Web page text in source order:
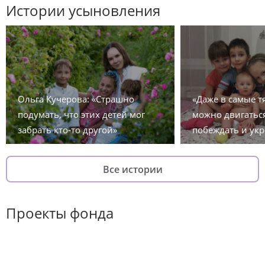
Истории усыновления
Ольга Кучерова: «Страшно
подумать, что этих детей мог
забрать кто-то другой»
«Даже в самые
можно
побеждать и
Все истории
Проекты фонда